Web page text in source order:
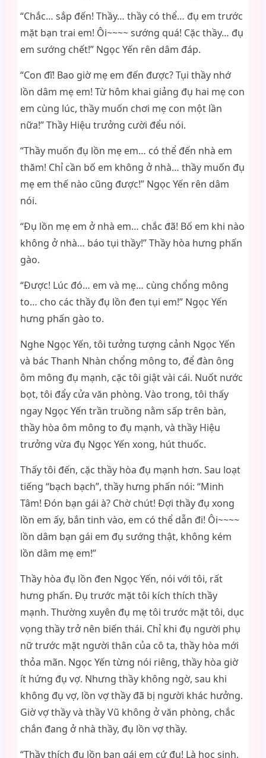
“Chắc… sắp đến! Thầy… thầy có thể… đụ em trước
mặt bạn trai em! Ôi~~~~ sướng quá! Cặc thầy… đụ
em sướng chết!” Ngọc Yến rên dâm đáp.
“Con đĩ! Bao giờ mẹ em đến được? Tụi thầy nhớ
lồn dâm mẹ em! Từ hôm khai giảng đụ hai mẹ con
em cùng lúc, thầy muốn chơi mẹ con một lần
nữa!” Thầy Hiệu trưởng cười đểu nói.
“Thầy muốn đụ lồn mẹ em… có thể đến nhà em
thăm! Chỉ cần bố em không ở nhà… thầy muốn đụ
mẹ em thế nào cũng được!” Ngọc Yến rên dâm
nói.
“Đụ lồn mẹ em ở nhà em… chắc đã! Bố em khi nào
không ở nhà… báo tụi thầy!” Thầy hòa hưng phấn
gào.
“Được! Lúc đó… em và mẹ… cùng chổng mông
to… cho các thầy đụ lồn đen tụi em!” Ngọc Yến
hưng phấn gào to.
Nghe Ngọc Yến, tôi tưởng tượng cảnh Ngọc Yến
và bác Thanh Nhàn chổng mông to, để đàn ông
ôm mông đụ mạnh, cặc tôi giật vài cái. Nuốt nước
bọt, tôi đẩy cửa văn phòng. Vào trong, tôi thấy
ngay Ngọc Yến trần truồng nằm sấp trên bàn,
thầy hòa ôm mông to đụ mạnh, và thầy Hiệu
trưởng vừa đụ Ngọc Yến xong, hút thuốc.
Thấy tôi đến, cặc thầy hòa đụ mạnh hơn. Sau loạt
tiếng “bạch bạch”, thầy hưng phấn nói: “Minh
Tâm! Đón bạn gái à? Chờ chút! Đợi thầy đụ xong
lồn em ấy, bắn tinh vào, em có thể dẫn đi! Ôi~~~~
lồn dâm bạn gái em đụ sướng thật, không kém
lồn dâm mẹ em!”
Thầy hòa đụ lồn đen Ngọc Yến, nói với tôi, rất
hưng phấn. Đụ trước mặt tôi kích thích thầy
mạnh. Thường xuyên đụ mẹ tôi trước mặt tôi, dục
vọng thầy trở nên biến thái. Chỉ khi đụ người phụ
nữ trước mặt người thân của cô ta, thầy hòa mới
thỏa mãn. Ngọc Yến từng nói riêng, thầy hòa giờ
ít hứng đụ vợ. Nhưng thầy không ngờ, sau khi
không đụ vợ, lồn vợ thầy đã bị người khác hưởng.
Giờ vợ thầy và thầy Vũ không ở văn phòng, chắc
chắn đang ở nhà thầy, đụ lồn vợ thầy.
“Thầy thích đụ lồn bạn gái em cứ đụ! Là học sinh,